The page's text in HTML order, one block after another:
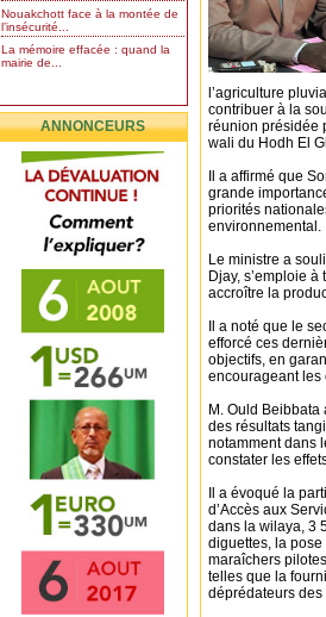
Nouakchott face à la montée de
l’insécurité...
La mémoire effacée : quand la
mairie de...
ANNONCEURS
l’agriculture
contribuer à la
réunion présidée
wali du Hodh El
Il a affirmé que
grande
priorités
environnemental.
Le ministre a
Djay, s’emploie
accroître la
Il a noté que le
efforcé ces
objectifs, en
encourageant les
M. Ould
des résultats
notamment dans
constater les
Il a évoqué la
d’Accès aux
dans la wilaya, 3
diguettes, la
maraîchers
telles que la
déprédateurs des